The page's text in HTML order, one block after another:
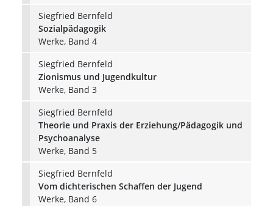
Siegfried Bernfeld
Sozialpädagogik
Werke, Band 4
Siegfried Bernfeld
Zionismus und Jugendkultur
Werke, Band 3
Siegfried Bernfeld
Theorie und Praxis der Erziehung/Pädagogik und
Psychoanalyse
Werke, Band 5
Siegfried Bernfeld
Vom dichterischen Schaffen der Jugend
Werke, Band 6